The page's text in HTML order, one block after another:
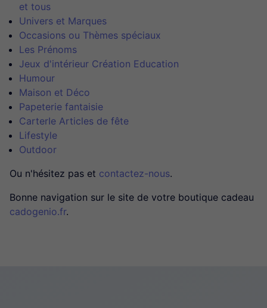
et tous
Univers et Marques
Occasions ou Thèmes spéciaux
Les Prénoms
Jeux d'intérieur Création Education
Humour
Maison et Déco
Papeterie fantaisie
CarterIe Articles de fête
Lifestyle
Outdoor
Ou n'hésitez pas et contactez-nous.
Bonne navigation sur le site de votre boutique cadeau
cadogenio.fr.